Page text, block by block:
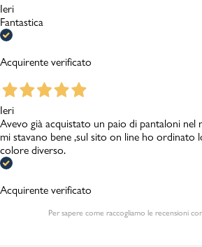
Ieri
Fantastica
Acquirente verificato
Ieri
Avevo già acquistato un paio di pantaloni nel
mi stavano bene ,sul sito on line ho ordinato
colore diverso.
Acquirente verificato
Per sapere come raccogliamo le recensioni